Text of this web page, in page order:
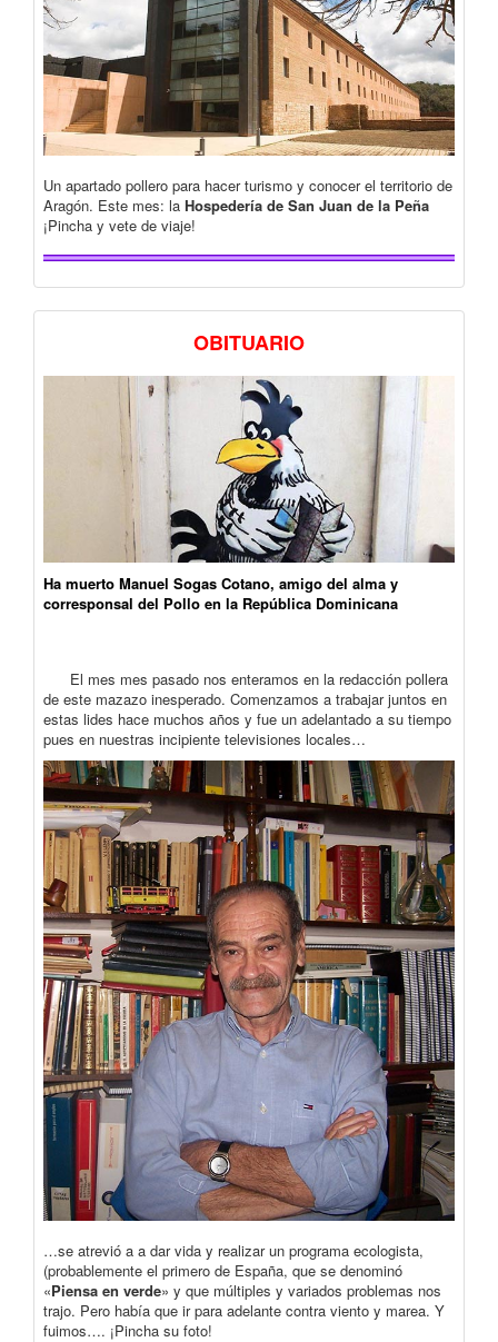
Un apartado pollero para hacer turismo y conocer el territorio de
Aragón. Este mes: la Hospedería de San Juan de la Peña
¡Pincha y vete de viaje!
OBITUARIO
Ha muerto Manuel Sogas Cotano, amigo del alma y
corresponsal del Pollo en la República Dominicana
El mes mes pasado nos enteramos en la redacción pollera
de este mazazo inesperado. Comenzamos a trabajar juntos en
estas lides hace muchos años y fue un adelantado a su tiempo
pues en nuestras incipiente televisiones locales…
…se atrevió a a dar vida y realizar un programa ecologista,
(probablemente el primero de España, que se denominó
«Piensa en verde» y que múltiples y variados problemas nos
trajo. Pero había que ir para adelante contra viento y marea. Y
fuimos…. ¡Pincha su foto!